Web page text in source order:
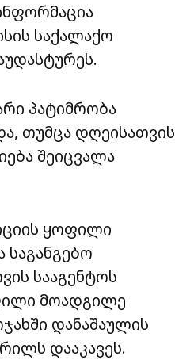
საქალაქო
პატიმრობა
თუმცა დღეისათვის
შეიცვალა
ყოფილი
სააგენტოს
მოადგილე
დანაშაულის
დააკავეს.